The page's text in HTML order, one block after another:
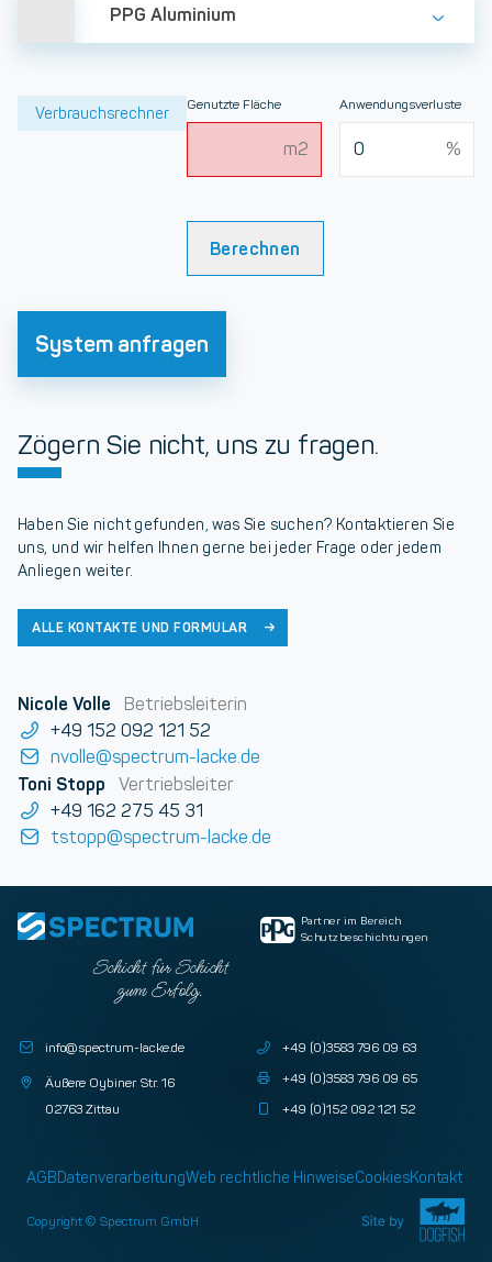
PPG Aluminium
Verbrauchsrechner Genutzte Fläche Anwendungsverluste
Berechnen
System anfragen
Zögern Sie nicht, uns zu fragen.
Haben Sie nicht gefunden, was Sie suchen? Kontaktieren Sie
uns, und wir helfen Ihnen gerne bei jeder Frage oder jedem
Anliegen weiter.
ALLE KONTAKTE UND FORMULAR
Nicole Volle
Betriebsleiterin
+49 152 092 121 52
nvolle@spectrum-lacke.de
Toni Stopp
Vertriebsleiter
+49 162 275 45 31
tstopp@spectrum-lacke.de
Schicht für Schicht
zum Erfolg.
Partner im Bereich
Schutzbeschichtungen
info@spectrum-lacke.de
Äußere Oybiner Str. 16
02763 Zittau
+49 (0)3583 796 09 63
+49 (0)3583 796 09 65
+49 (0)152 092 121 52
AGBDatenverarbeitungWeb rechtliche HinweiseCookiesKontakt
Copyright © Spectrum GmbH